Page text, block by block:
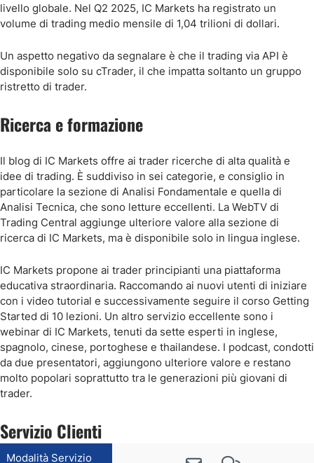
livello globale. Nel Q2 2025, IC Markets ha registrato un
volume di trading medio mensile di 1,04 trilioni di dollari.
Un aspetto negativo da segnalare è che il trading via API è
disponibile solo su cTrader, il che impatta soltanto un gruppo
ristretto di trader.
Ricerca e formazione
Il blog di IC Markets offre ai trader ricerche di alta qualità e
idee di trading. È suddiviso in sei categorie, e consiglio in
particolare la sezione di Analisi Fondamentale e quella di
Analisi Tecnica, che sono letture eccellenti. La WebTV di
Trading Central aggiunge ulteriore valore alla sezione di
ricerca di IC Markets, ma è disponibile solo in lingua inglese.
IC Markets propone ai trader principianti una piattaforma
educativa straordinaria. Raccomando ai nuovi utenti di iniziare
con i video tutorial e successivamente seguire il corso Getting
Started di 10 lezioni. Un altro servizio eccellente sono i
webinar di IC Markets, tenuti da sette esperti in inglese,
spagnolo, cinese, portoghese e thailandese. I podcast, condotti
da due presentatori, aggiungono ulteriore valore e restano
molto popolari soprattutto tra le generazioni più giovani di
trader.
Servizio Clienti
Modalità Servizio